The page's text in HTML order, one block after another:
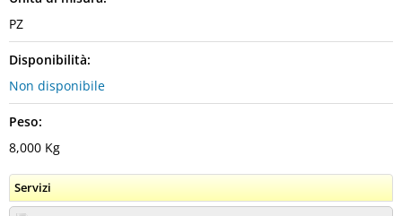
PZ
Disponibilità:
Non disponibile
Peso:
8,000 Kg
Servizi